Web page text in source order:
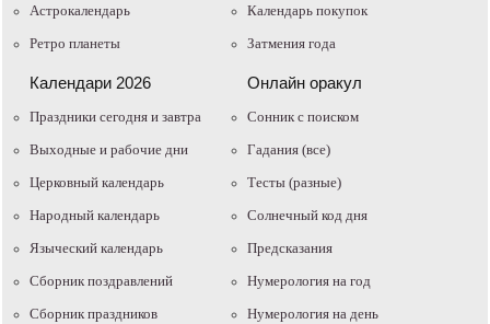
Астрокалендарь
Ретро планеты
Календарь покупок
Затмения года
Календари 2026
Праздники сегодня и завтра
Выходные и рабочие дни
Церковный календарь
Народный календарь
Языческий календарь
Сборник поздравлений
Сборник праздников
Онлайн оракул
Cонник с поиском
Гадания (все)
Тесты (разные)
Солнечный код дня
Предсказания
Нумерология на год
Нумерология на день